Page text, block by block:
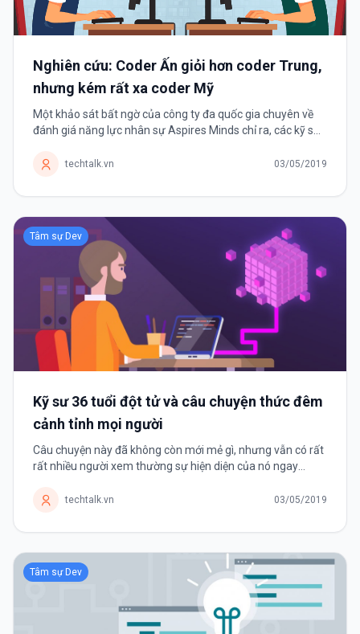
Nghiên cứu: Coder Ấn giỏi hơn coder Trung,
nhưng kém rất xa coder Mỹ
Một khảo sát bất ngờ của công ty đa quốc gia chuyên về
đánh giá năng lực nhân sự Aspires Minds chỉ ra, các kỹ sư
vẫn thua kém...
techtalk.vn 03/05/2019
Tâm sự Dev
Kỹ sư 36 tuổi đột tử và câu chuyện thức đêm
cảnh tỉnh mọi người
Câu chuyện này đã không còn mới mẻ gì, nhưng vẫn có rất
rất nhiều người xem thường sự hiện diện của nó ngay
dụ đau...techtalk.vn 03/05/2019
Tâm sự Dev